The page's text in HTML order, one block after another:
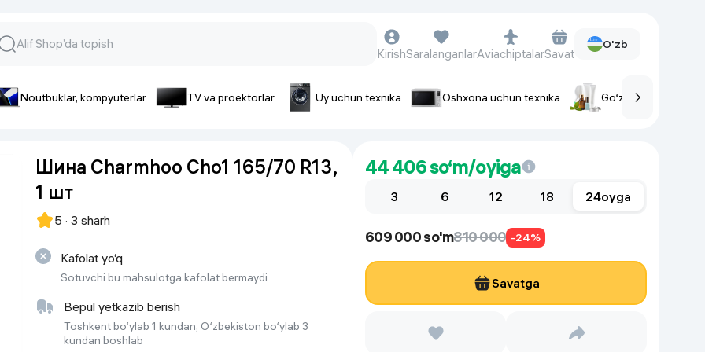
va gadjetlar
Smartfonlar uchun g’ilof
Tegishli tovarlar
Batareyalar va akkumulyatorlar
Kabellar
Aqlli-soatlar
Qo'l soatlari
Fitnes-brasletlar
Foto apparatlari va Video-
KirishSaralanganlarAviachiptalarSavat
O'zb
Noutbuklar, kompyuterlar TV va proektorlar Uy uchun texnika Oshxona uchun texnika Go‘zallik va parvarish
Шина Charmhoo Cho1 165/70 R13,
1 шт
5 · 3 sharh
Kafolat yo‘q
Sotuvchi bu mahsulotga kafolat bermaydi
Bepul yetkazib berish
Toshkent bo‘ylab 1 kundan, O‘zbekiston bo‘ylab 3
kundan boshlab
44 406so‘m/oyiga
3 6 12 18 24oyga
609 000 so'm810 000 -24%
Savatga